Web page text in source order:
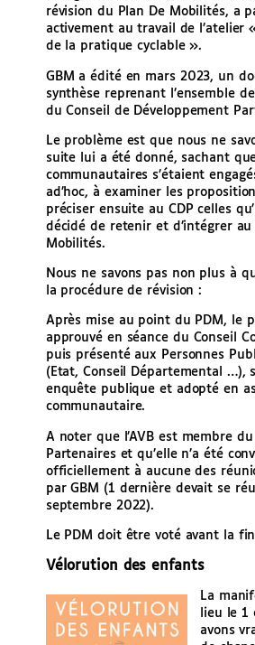
révision du Plan De Mobilités, a
activement au travail de l’atelier
de la pratique cyclable ».
GBM a édité en mars 2023, un
synthèse reprenant l’ensemble
du Conseil de Développement
Le problème est que nous ne
suite lui a été donné, sachant
communautaires s’étaient
ad’hoc, à examiner les
préciser ensuite au CDP celles
décidé de retenir et d’intégrer au
Mobilités.
Nous ne savons pas non plus à
la procédure de révision :
Après mise au point du PDM, le
approuvé en séance du Conseil
puis présenté aux Personnes
(Etat, Conseil Départemental …),
enquête publique et adopté en
communautaire.
A noter que l’AVB est membre
Partenaires et qu’elle n’a été
officiellement à aucune des
par GBM (1 dernière devait se
septembre 2022).
Le PDM doit être voté avant la
Vélorution des enfants
La
lieu le 1
avons